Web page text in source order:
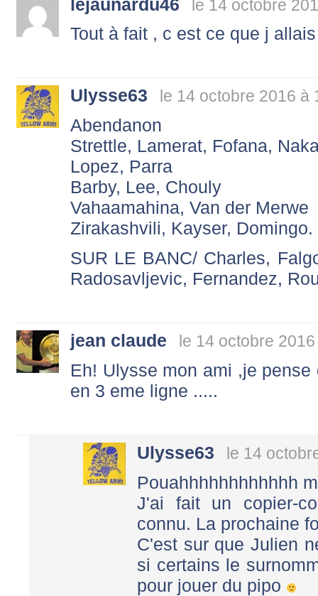
lejaunardu46 le 14 octobre
Tout à fait , c est ce que j
Ulysse63 le 14 octobre 2016 à
Abendanon
Strettle, Lamerat, Fofana,
Lopez, Parra
Barby, Lee, Chouly
Vahaamahina, Van der Merwe
Zirakashvili, Kayser, Domingo.
SUR LE BANC/ Charles,
Radosavljevic, Fernandez,
jean claude le 14 octobre
Eh! Ulysse mon ami ,je
en 3 eme ligne .....
Ulysse63 le 14
Pouahhhhhhhhhhhh
J'ai fait un copier-
connu. La prochaine
C'est sur que Julien
si certains le
pour jouer du pipo